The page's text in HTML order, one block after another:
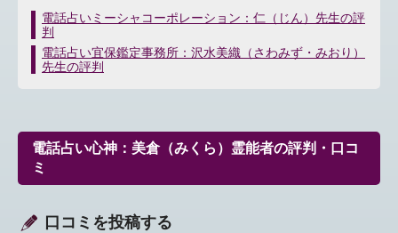
投
稿
ナ
ビ
ゲ
シ
ョ
ン
電話占いミーシャコーポレーション：仁（じん）先生の評
判
電話占い宜保鑑定事務所：沢水美織（さわみず・みおり）
先生の評判
電話占い心神：美倉（みくら）霊能者の評判・口コ
ミ
口コミを投稿する